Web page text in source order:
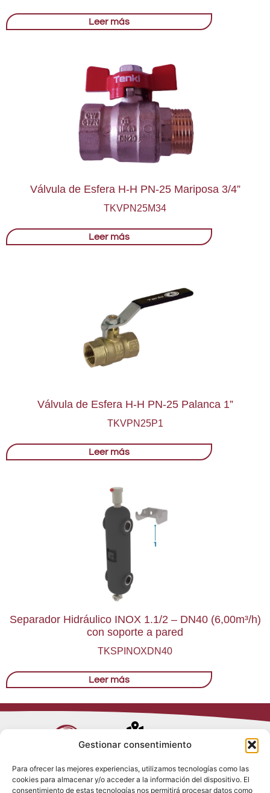
Gestionar consentimiento
Para ofrecer las mejores experiencias, utilizamos tecnologías como las
cookies para almacenar y/o acceder a la información del dispositivo. El
consentimiento de estas tecnologías nos permitirá procesar datos como
Leer más
Válvula de Esfera H-H PN-25 Mariposa 3/4”
TKVPN25M34
Leer más
Válvula de Esfera H-H PN-25 Palanca 1”
TKVPN25P1
Leer más
Separador Hidráulico INOX 1.1/2 – DN40 (6,00m³/h)
con soporte a pared
TKSPINOXDN40
Leer más
Avenida de
28017 Madrid
(España)
Política de